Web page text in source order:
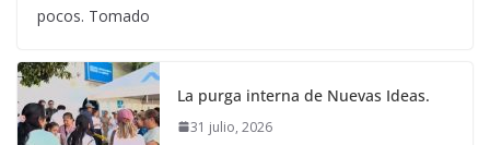
pocos. Tomado
La purga interna de Nuevas Ideas.
31 julio, 2026